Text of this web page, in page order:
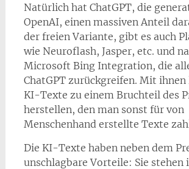
Natürlich hat ChatGPT, die
OpenAI, einen massiven Anteil
der freien Variante, gibt es auch
wie Neuroflash, Jasper, etc. und
Microsoft Bing Integration, die
ChatGPT zurückgreifen. Mit ihnen
KI-Texte zu einem Bruchteil des
herstellen, den man sonst für von
Menschenhand erstellte Texte
Die KI-Texte haben neben dem
unschlagbare Vorteile: Sie stehen